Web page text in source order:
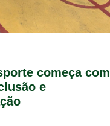
começa com
e